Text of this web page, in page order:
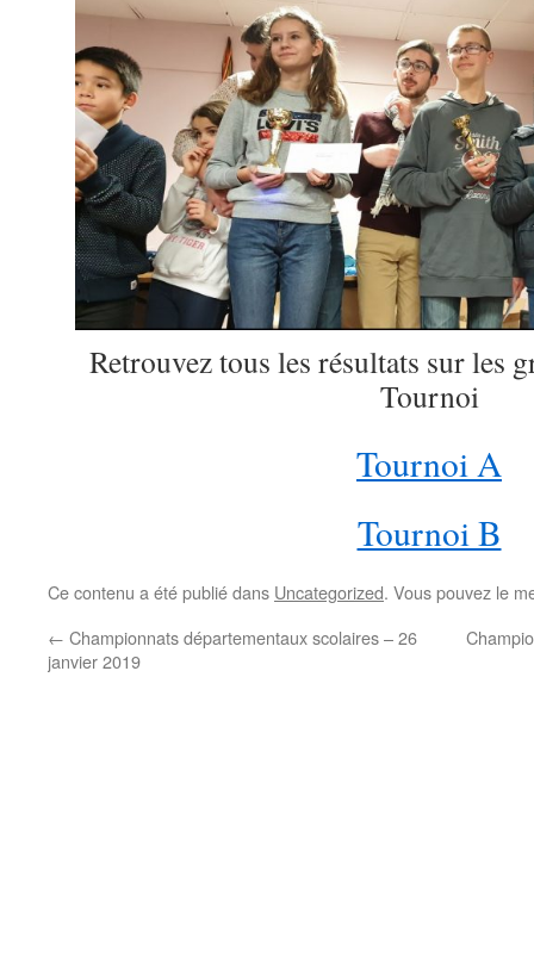
Retrouvez tous les résultats sur les
Tournoi
Tournoi A
Tournoi B
Ce contenu a été publié dans Uncategorized. Vous pouvez le
← Championnats départementaux scolaires – 26
janvier 2019